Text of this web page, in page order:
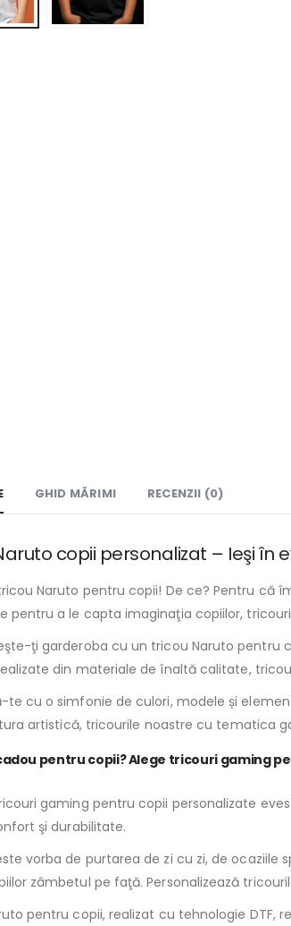
GHID MĂRIMI RECENZII (0)
copii personalizat – Ieşi
Naruto pentru copii! De ce? Pentru că
pentru a le capta imaginaţia copiilor,
ţi garderoba cu un tricou Naruto pentru
din materiale de înaltă calitate,
te cu o simfonie de culori, modele și
artistică, tricourile noastre cu tematica
pentru copii? Alege tricouri gaming
gaming pentru copii personalizate
şi durabilitate.
vorba de purtarea de zi cu zi, de
zâmbetul pe faţă. Personalizează
pentru copii, realizat cu tehnologie DTF,